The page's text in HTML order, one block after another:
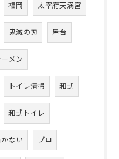
福岡 太宰府天満宮
鬼滅の刃 屋台
メン
トイレ清掃 和式
和式トイレ
ない プロ